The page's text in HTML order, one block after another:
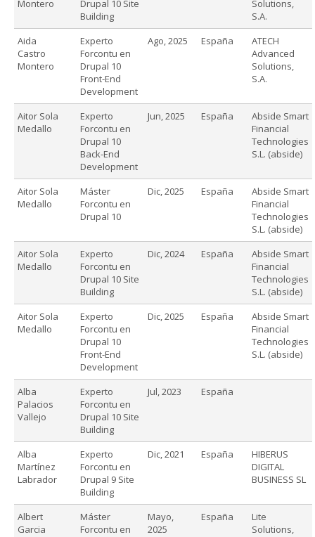
Montero
Drupal 10 Site
Building
Solutions,
S.A.
Aida
Castro
Montero
Experto
Forcontu en
Drupal 10
Front-End
Development
Ago, 2025 España
ATECH
Advanced
Solutions,
S.A.
Aitor Sola
Medallo
Experto
Forcontu en
Drupal 10
Back-End
Development
Jun, 2025 España
Abside Smart
Financial
Technologies
S.L. (abside)
Aitor Sola
Medallo
Máster
Forcontu en
Drupal 10
Dic, 2025 España
Abside Smart
Financial
Technologies
S.L. (abside)
Aitor Sola
Medallo
Experto
Forcontu en
Drupal 10 Site
Building
Dic, 2024 España
Abside Smart
Financial
Technologies
S.L. (abside)
Aitor Sola
Medallo
Experto
Forcontu en
Drupal 10
Front-End
Development
Dic, 2025 España
Abside Smart
Financial
Technologies
S.L. (abside)
Alba
Palacios
Vallejo
Experto
Forcontu en
Drupal 10 Site
Building
Jul, 2023 España
Alba
Martínez
Labrador
Experto
Forcontu en
Drupal 9 Site
Building
Dic, 2021 España
HIBERUS
DIGITAL
BUSINESS SL
Albert
Garcia
Máster
Forcontu en
Mayo,
2025
España
Lite
Solutions,